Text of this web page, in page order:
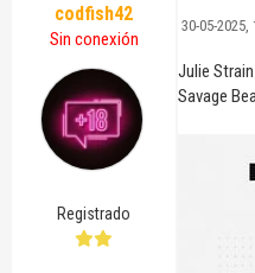
codfish42
Sin conexión
Registrado
30-05-2025,
Julie
Savage